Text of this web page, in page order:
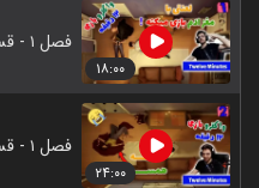
۱۸:۰۰
فصل ۱ - قسمت ۱
۲۴:۰۰
فصل ۱ - قسمت ۲